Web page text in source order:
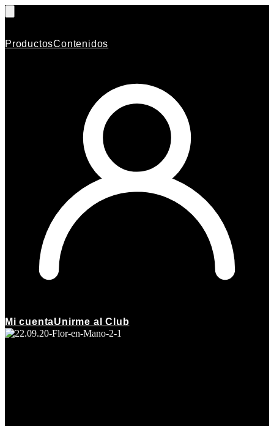
ProductosContenidos
Mi cuentaUnirme al Club